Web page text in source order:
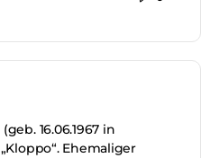
16.06.1967 in
Ehemaliger